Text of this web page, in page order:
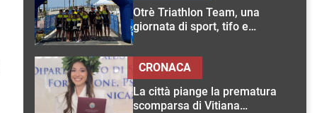
Otrè Triathlon Team, una
giornata di sport, tifo e
La città piange la prematura
scomparsa di Vitiana
CRONACA